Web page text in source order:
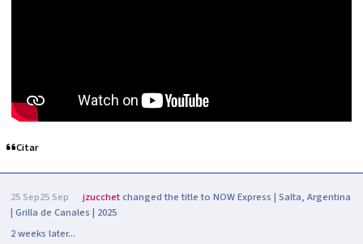
Citar
25 Sep25 Sep jzucchetchanged the title to NOW Express | Salta, Argentina
| Grilla de Canales | 2025
2 weeks later...